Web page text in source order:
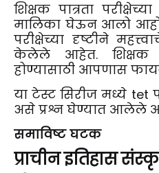
शिक्षक पात्रता
मालिका घेऊन आलो
परीक्षेच्या दृष्टीने
केलेले आहेत. शिक्षक
होण्यासाठी आपणास
या टेस्ट सिरीज मध्ये tet
असे प्रश्न घेण्यात आलेले
समाविष्ट घटक
प्राचीन इतिहास